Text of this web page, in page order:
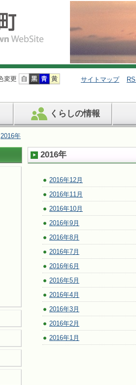
サイトマップ
くらしの情報
2016年
2016年
2016年12月
2016年11月
2016年10月
2016年9月
2016年8月
2016年7月
2016年6月
2016年5月
2016年4月
2016年3月
2016年2月
2016年1月